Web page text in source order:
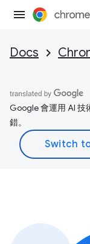
Docs
Google 會運用 AI 技
錯。